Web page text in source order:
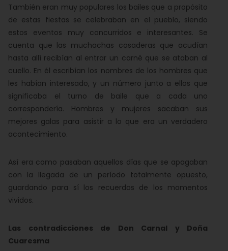
También eran muy populares los bailes que a propósito
de estas fiestas se celebraban en el pueblo, siendo
estos eventos muy concurridos e interesantes. Se
cuenta que las muchachas casaderas que acudían
hasta allí recibían al entrar un carné que se ataban al
cuello. En él escribían los nombres de los hombres que
les habían interesado, y un número junto a ellos que
significaba el turno de baile que a cada uno
correspondería. Hombres y mujeres sacaban sus
mejores galas para asistir a lo que era un verdadero
acontecimiento.
Así era como pasaban aquellos días que se apagaban
con la llegada de un período totalmente opuesto,
guardando para sí los recuerdos de los momentos
vividos.
Las contradicciones de Don Carnal y Doña
Cuaresma